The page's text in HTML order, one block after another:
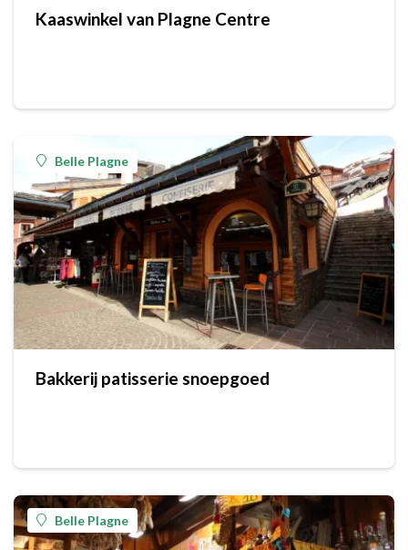
Kaaswinkel van Plagne Centre
Belle Plagne
Bakkerij patisserie snoepgoed
Belle Plagne